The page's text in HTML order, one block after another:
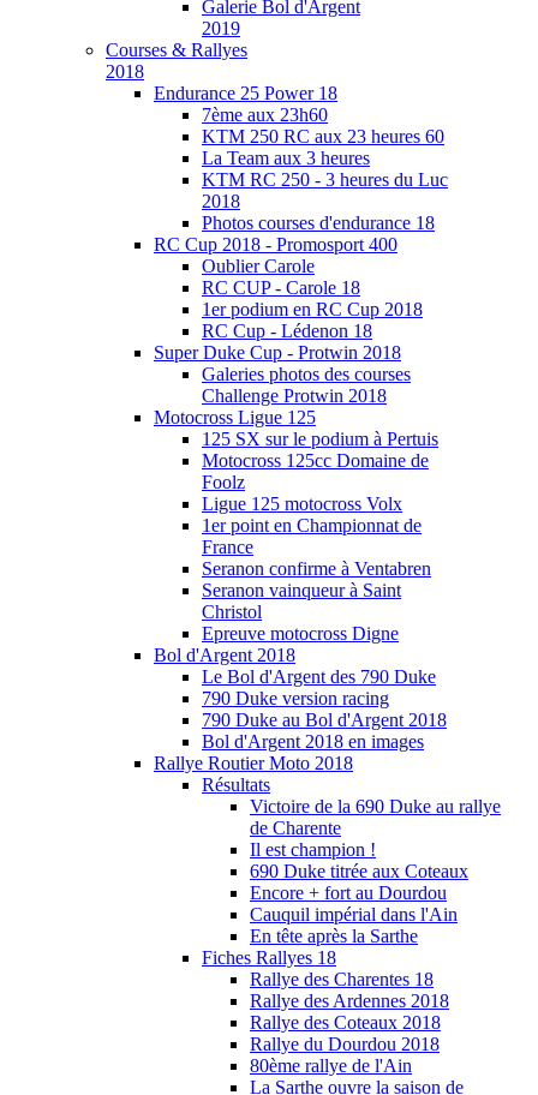
Galerie Bol d'Argent
2019
Courses & Rallyes
2018
Endurance 25 Power 18
7ème aux 23h60
KTM 250 RC aux 23 heures 60
La Team aux 3 heures
KTM RC 250 - 3 heures du Luc
2018
Photos courses d'endurance 18
RC Cup 2018 - Promosport 400
Oublier Carole
RC CUP - Carole 18
1er podium en RC Cup 2018
RC Cup - Lédenon 18
Super Duke Cup - Protwin 2018
Galeries photos des courses
Challenge Protwin 2018
Motocross Ligue 125
125 SX sur le podium à Pertuis
Motocross 125cc Domaine de
Foolz
Ligue 125 motocross Volx
1er point en Championnat de
France
Seranon confirme à Ventabren
Seranon vainqueur à Saint
Christol
Epreuve motocross Digne
Bol d'Argent 2018
Le Bol d'Argent des 790 Duke
790 Duke version racing
790 Duke au Bol d'Argent 2018
Bol d'Argent 2018 en images
Rallye Routier Moto 2018
Résultats
Victoire de la 690 Duke au rallye
de Charente
Il est champion !
690 Duke titrée aux Coteaux
Encore + fort au Dourdou
Cauquil impérial dans l'Ain
En tête après la Sarthe
Fiches Rallyes 18
Rallye des Charentes 18
Rallye des Ardennes 2018
Rallye des Coteaux 2018
Rallye du Dourdou 2018
80ème rallye de l'Ain
La Sarthe ouvre la saison de